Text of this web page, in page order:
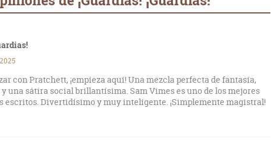
con Pratchett, ¡empieza aquí! Una mezcla perfecta de fantasía,
una sátira social brillantísima. Sam Vimes es uno de los mejores
escritos. Divertidísimo y muy inteligente. ¡Simplemente magistral!